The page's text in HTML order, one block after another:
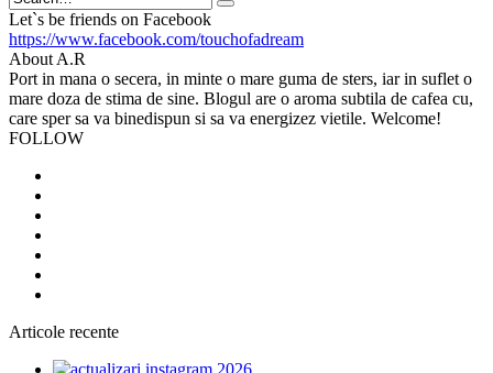
Search
Let`s be friends on Facebook
https://www.facebook.com/touchofadream
About A.R
Port in mana o secera, in minte o mare guma de sters, iar in suflet o
mare doza de stima de sine. Blogul are o aroma subtila de cafea cu,
care sper sa va binedispun si sa va energizez vietile. Welcome!
FOLLOW
Articole recente